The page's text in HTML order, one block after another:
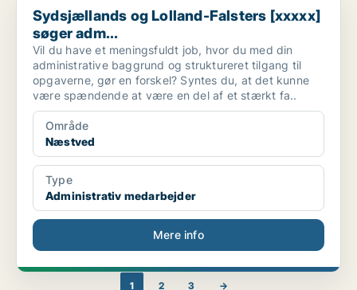
Sydsjællands og Lolland-Falsters [xxxxx]
søger adm...
Vil du have et meningsfuldt job, hvor du med din
administrative baggrund og struktureret tilgang til
opgaverne, gør en forskel? Syntes du, at det kunne
være spændende at være en del af et stærkt fa..
Område
Næstved
Type
Administrativ medarbejder
Mere info
1 2 3 →